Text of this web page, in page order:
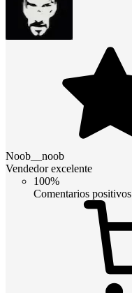
Noob__noob
Vendedor excelente
100%
Comentarios positivos